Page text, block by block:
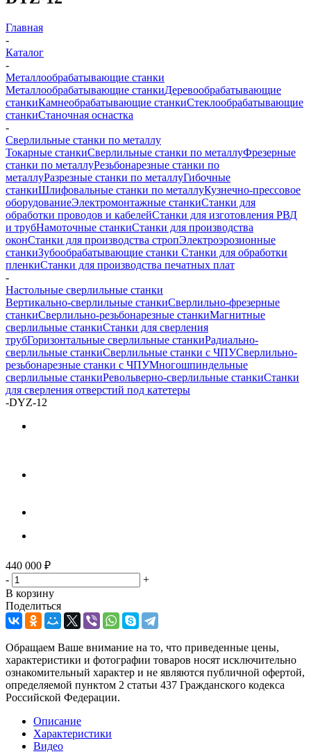
Главная
-
Каталог
-
Металлообрабатывающие станки
Металлообрабатывающие станкиДеревообрабатывающие
станкиКамнеобрабатывающие станкиСтеклообрабатывающие
станкиСтаночная оснастка
-
Сверлильные станки по металлу
Токарные станкиСверлильные станки по металлуФрезерные
станки по металлуРезьбонарезные станки по
металлуРазрезные станки по металлуГибочные
станкиШлифовальные станки по металлуКузнечно-прессовое
оборудованиеЭлектромонтажные станкиСтанки для
обработки проводов и кабелейСтанки для изготовления РВД
и трубНамоточные станкиСтанки для производства
оконСтанки для производства стропЭлектроэрозионные
станкиЗубообрабатывающие станки Станки для обработки
пленкиСтанки для производства печатных плат
-
Настольные сверлильные станки
Вертикально-сверлильные станкиСверлильно-фрезерные
станкиСверлильно-резьбонарезные станкиМагнитные
сверлильные станкиСтанки для сверления
трубГоризонтальные сверлильные станкиРадиально-
сверлильные станкиСверлильные станки с ЧПУСверлильно-
резьбонарезные станки с ЧПУМногошпиндельные
сверлильные станкиРевольверно-сверлильные станкиСтанки
для сверления отверстий под катетеры
-DYZ-12
440 000 ₽
-
+
В корзину
Поделиться
Обращаем Ваше внимание на то, что приведенные цены,
характеристики и фотографии товаров носят исключительно
ознакомительный характер и не являются публичной офертой,
определяемой пунктом 2 статьи 437 Гражданского кодекса
Российской Федерации.
Описание
Характеристики
Видео